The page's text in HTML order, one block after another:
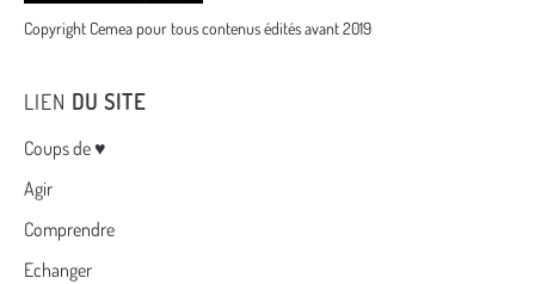
Copyright Cemea pour tous contenus édités avant 2019
LIEN DU SITE
Menu
Coups de ♥
Agir
Comprendre
Echanger